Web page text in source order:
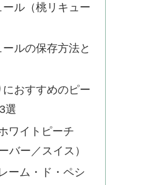
ール（桃リキュー
ルの保存方法と
おすすめのピー
選
ワイトピーチ
バー／スイス）
ーム・ド・ペシ